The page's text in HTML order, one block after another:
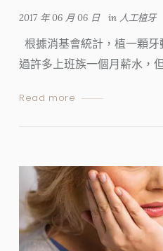
2017 年 06 月 06 日 in 人工植牙
根據消基會統計，植一顆
過許多上班族一個月薪水，
Read more